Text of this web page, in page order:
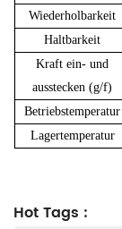
Wiederholbarkeit
Haltbarkeit
Kraft ein- und
ausstecken (g/f)
Betriebstemperatur
Lagertemperatur
Hot Tags :